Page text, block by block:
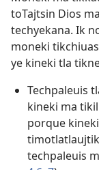
toTajtsin Dios ma
techyekana. Ik
moneki
ye kineki tla
Techpaleuis
kineki ma
porque
techpaleuis